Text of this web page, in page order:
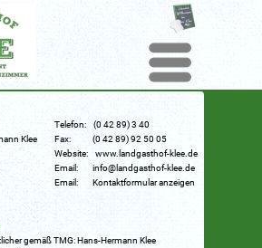
Telefon: (0 42 89) 3 40
Fax: (0 42 89) 92 50 05
Website: www.landgasthof-klee.de
Email: info@landgasthof-klee.de
Email: Kontaktformular anzeigen
Klee
gemäß TMG: Hans-Hermann Klee